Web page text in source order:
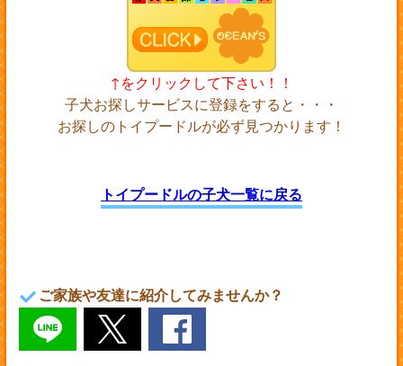
↑をクリックして下さい！！
子犬お探しサービスに登録をすると・・・
お探しのトイプードルが必ず見つかります！
トイプードルの子犬一覧に戻る
ご家族や友達に紹介してみませんか？